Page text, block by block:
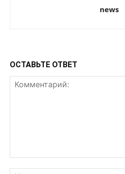
news
ОСТАВЬТЕ ОТВЕТ